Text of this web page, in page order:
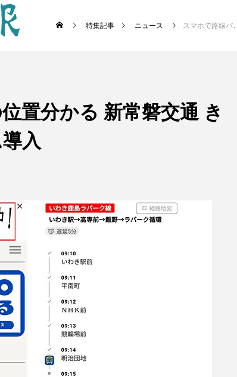
特集記事 ニュース スマホで路線バスの位置分かる 新常磐交通 きょうから新システム導入
置分かる 新常磐交通 き
入